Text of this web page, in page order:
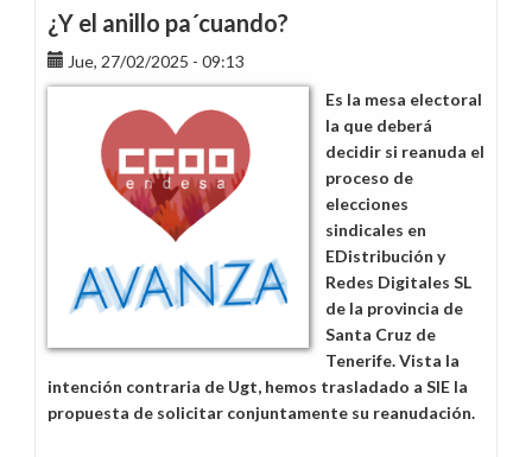
eleccions
d’Endesa
Distribución
Eléctrica,
S.L.
a
Figueres
i
Palafrugell
¿Y el anillo pa´cuando?
Jue, 27/02/2025 - 09:13
Es la mesa electoral
la que deberá
decidir si reanuda el
proceso de
elecciones
sindicales en
EDistribución y
Redes Digitales SL
de la provincia de
Santa Cruz de
Tenerife. Vista la
intención contraria de Ugt, hemos trasladado a SIE la
propuesta de solicitar conjuntamente su reanudación.